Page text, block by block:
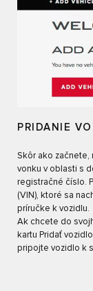
PRIDANIE
Skôr ako začnete,
vonku v oblasti s
registračné číslo.
(VIN), ktoré sa
príručke k vozidlu.
Ak chcete do
kartu Pridať
pripojte vozidlo k